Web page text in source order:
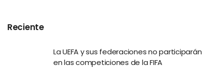
Reciente
La UEFA y sus federaciones no participarán
en las competiciones de la FIFA